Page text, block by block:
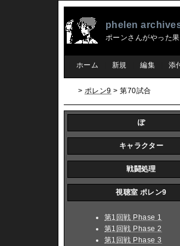
phelen
ポーンさんがやった
ホーム 新規 編集 添
> ポレン9 > 第70試合
ぽ
キャラクター
戦闘処理
視聴室 ポレン9
第1回戦 Phase 1
第1回戦 Phase 2
第1回戦 Phase 3